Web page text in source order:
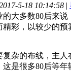
5-18 10:14:58 |
的大多数80后来
精彩，以较少的预
复杂的布线，主
是很多80后等年